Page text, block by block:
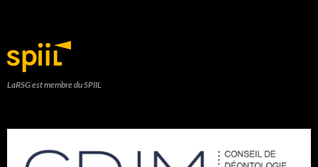
LaRSG est membre du SPIIL